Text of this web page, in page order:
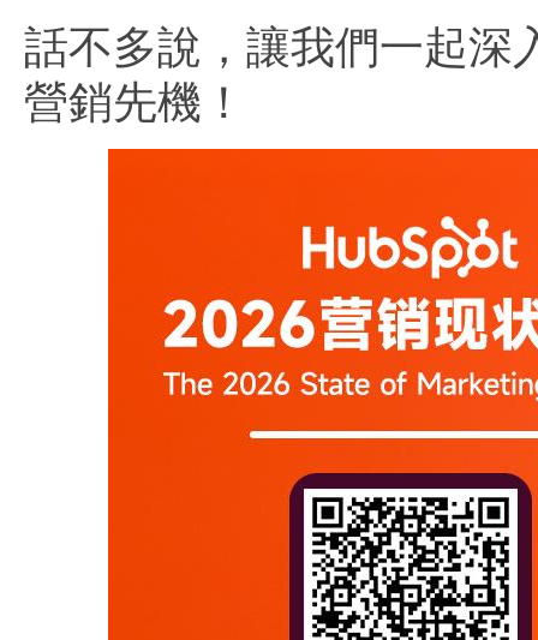
話不多說，讓我們一起深
營銷先機！